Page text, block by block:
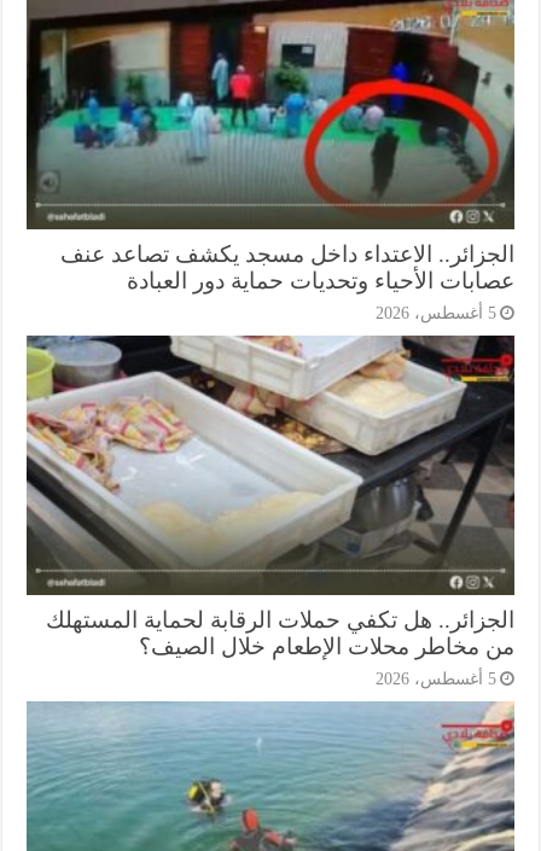
الاعتداء داخل مسجد يكشف تصاعد عنف
الأحياء وتحديات حماية دور العبادة
هل تكفي حملات الرقابة لحماية المستهلك
مخاطر محلات الإطعام خلال الصيف؟